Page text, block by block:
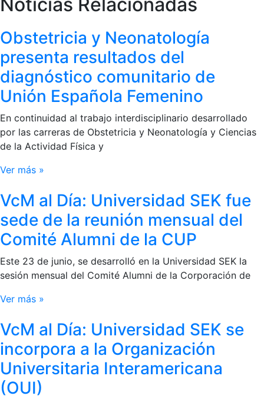
Obstetricia y Neonatología
presenta resultados del
diagnóstico comunitario de
Unión Española Femenino
En continuidad al trabajo interdisciplinario desarrollado
por las carreras de Obstetricia y Neonatología y Ciencias
de la Actividad Física y
Ver más »
VcM al Día: Universidad SEK fue
sede de la reunión mensual del
Comité Alumni de la CUP
Este 23 de junio, se desarrolló en la Universidad SEK la
sesión mensual del Comité Alumni de la Corporación de
Ver más »
VcM al Día: Universidad SEK se
incorpora a la Organización
Universitaria Interamericana
(OUI)